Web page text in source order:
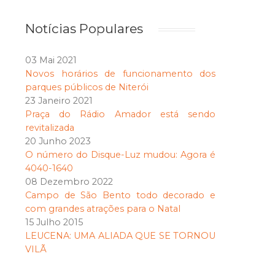
Notícias Populares
03 Mai 2021
Novos horários de funcionamento dos
parques públicos de Niterói
23 Janeiro 2021
Praça do Rádio Amador está sendo
revitalizada
20 Junho 2023
O número do Disque-Luz mudou: Agora é
4040-1640
08 Dezembro 2022
Campo de São Bento todo decorado e
com grandes atrações para o Natal
15 Julho 2015
LEUCENA: UMA ALIADA QUE SE TORNOU
VILÃ